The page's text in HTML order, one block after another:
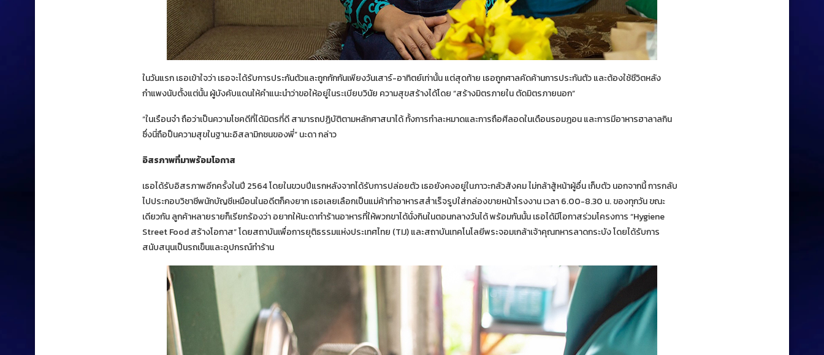
ในวันแรก เธอเข้าใจว่า เธอจะได้รับการประกันตัวและถูกกักกันเพียงวันเสาร์-อาทิตย์เท่านั้น แต่สุดท้าย เธอถูกศาลคัดค้านการประกันตัว และต้องใช้ชีวิตหลัง
กำแพงนับตั้งแต่นั้น ผู้บังคับแดนให้คำแนะนำว่าขอให้อยู่ในระเบียบวินัย ความสุขสร้างได้โดย “สร้างมิตรภายใน ตัดมิตรภายนอก”
“ในเรือนจำ ถือว่าเป็นความโชคดีที่ได้มิตรที่ดี สามารถปฏิบัติตามหลักศาสนาได้ ทั้งการทำละหมาดและการถือศีลอดในเดือนรอมฎอน และการมีอาหารฮาลาลกิน
ซึ่งนี่ถือป็นความสุขในฐานะอิสลามิกชนของพี่” นะดา กล่าว
อิสรภาพที่มาพร้อมโอกาส
เธอได้รับอิสรภาพอีกครั้งในปี 2564 โดยในขวบปีแรกหลังจากได้รับการปล่อยตัว เธอยังคงอยู่ในภาวะกลัวสังคม ไม่กล้าสู้หน้าผู้อื่น เก็บตัว นอกจากนี้ การกลับ
ไปประกอบวิชาชีพนักบัญชีเหมือนในอดีตก็คงยาก เธอเลยเลือกเป็นแม่ค้าทำอาหารสสำเร็จรูปใส่กล่องขายหน้าโรงงาน เวลา 6.00-8.30 น. ของทุกวัน ขณะ
เดียวกัน ลูกค้าหลายรายก็เรียกร้องว่า อยากให้นะดาทำร้านอาหารที่ให้พวกขาได้นั่งกินในตอนกลางวันได้ พร้อมกันนั้น เธอได้มีโอกาสร่วมโครงการ “Hygiene
Street Food สร้างโอกาส” โดยสถาบันเพื่อการยุติธรรมแห่งประเทศไทย (TIJ) และสถาบันเทคโนโลยีพระจอมเกล้าเจ้าคุณทหารลาดกระบัง โดยได้รับการ
สนับสนุนเป็นรถเข็นและอุปกรณ์ทำร้าน